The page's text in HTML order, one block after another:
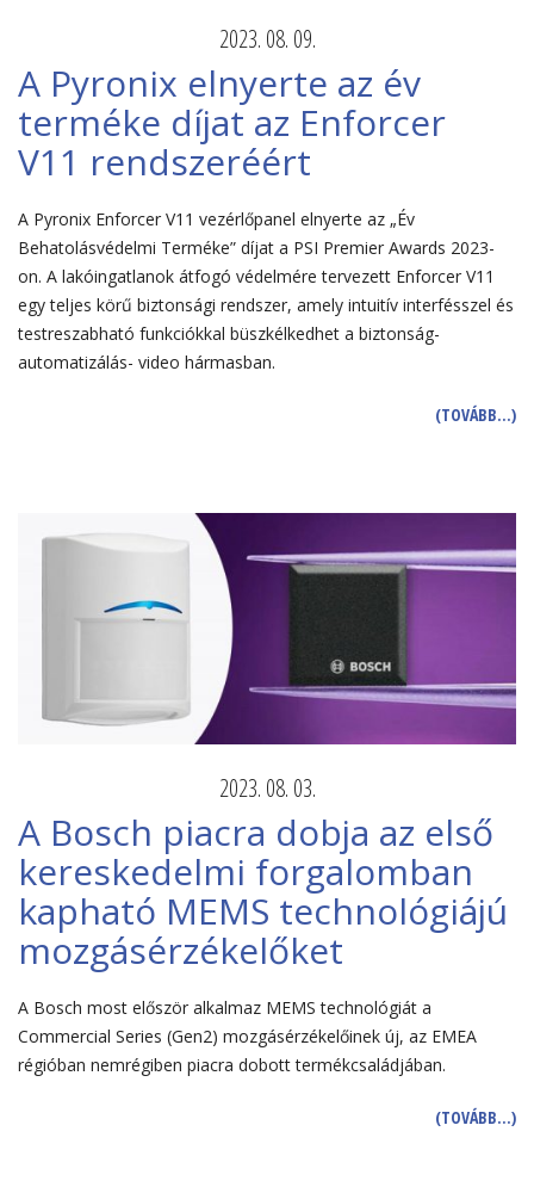
2023. 08. 09.
A Pyronix elnyerte az év
terméke díjat az Enforcer
V11 rendszeréért
A Pyronix Enforcer V11 vezérlőpanel elnyerte az „Év
Behatolásvédelmi Terméke” díjat a PSI Premier Awards 2023-
on. A lakóingatlanok átfogó védelmére tervezett Enforcer V11
egy teljes körű biztonsági rendszer, amely intuitív interfésszel és
testreszabható funkciókkal büszkélkedhet a biztonság-
automatizálás- video hármasban.
(TOVÁBB…)
2023. 08. 03.
A Bosch piacra dobja az első
kereskedelmi forgalomban
kapható MEMS technológiájú
mozgásérzékelőket
A Bosch most először alkalmaz MEMS technológiát a
Commercial Series (Gen2) mozgásérzékelőinek új, az EMEA
régióban nemrégiben piacra dobott termékcsaládjában.
(TOVÁBB…)